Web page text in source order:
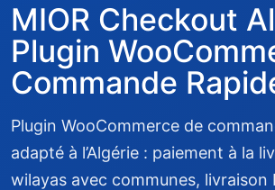
MIOR Checkout
Plugin
Commande
Plugin WooCommerce de
adapté à l’Algérie : paiement à la
wilayas avec communes, livraison